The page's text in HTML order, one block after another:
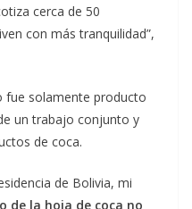
cerca de 50
con más tranquilidad”,
fue solamente producto
un trabajo conjunto y
de coca.
de Bolivia, mi
de la hoja de coca no